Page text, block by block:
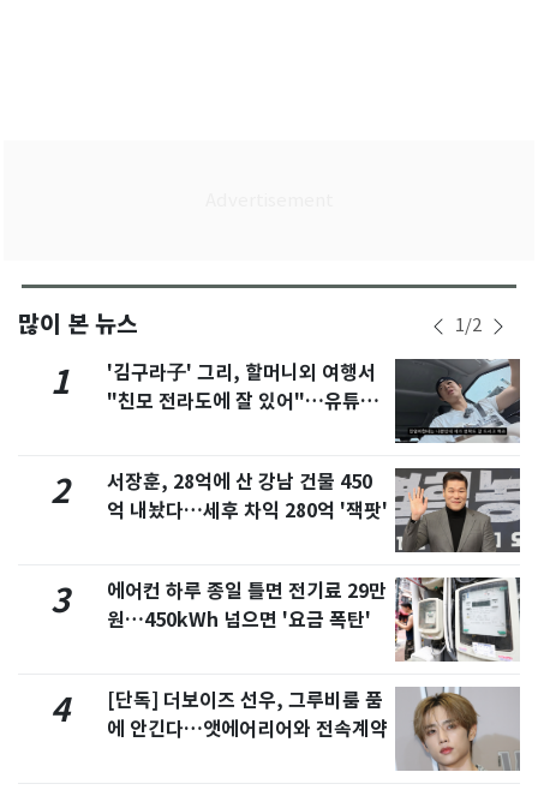
많이 본 뉴스 1/2
1
'김구라子' 그리, 할머니외 여행서
"친모 전라도에 잘 있어"…유튜브
2
서장훈, 28억에 산 강남 건물 450
억 내놨다…세후 차익 280억 '잭팟'
3
에어컨 하루 종일 틀면 전기료 29만
원…450kWh 넘으면 '요금 폭탄'
4
[단독] 더보이즈 선우, 그루비룸 품
에 안긴다…앳에어리어와 전속계약